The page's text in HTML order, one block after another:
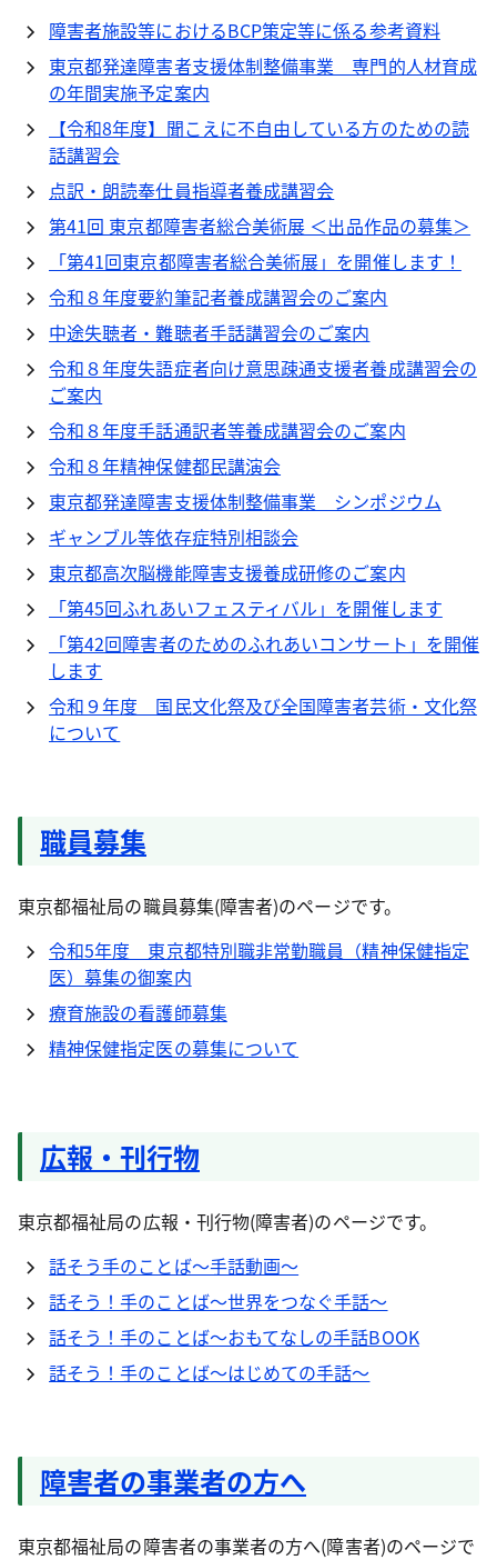
障害者施設等におけるBCP策定等に係る参考資料
東京都発達障害者支援体制整備事業 専門的人材育成
の年間実施予定案内
【令和8年度】聞こえに不自由している方のための読
話講習会
点訳・朗読奉仕員指導者養成講習会
第41回 東京都障害者総合美術展 ＜出品作品の募集＞
「第41回東京都障害者総合美術展」を開催します！
令和８年度要約筆記者養成講習会のご案内
中途失聴者・難聴者手話講習会のご案内
令和８年度失語症者向け意思疎通支援者養成講習会の
ご案内
令和８年度手話通訳者等養成講習会のご案内
令和８年精神保健都民講演会
東京都発達障害支援体制整備事業 シンポジウム
ギャンブル等依存症特別相談会
東京都高次脳機能障害支援養成研修のご案内
「第45回ふれあいフェスティバル」を開催します
「第42回障害者のためのふれあいコンサート」を開催
します
令和９年度 国民文化祭及び全国障害者芸術・文化祭
について
職員募集
東京都福祉局の職員募集(障害者)のページです。
令和5年度 東京都特別職非常勤職員（精神保健指定
医）募集の御案内
療育施設の看護師募集
精神保健指定医の募集について
広報・刊行物
東京都福祉局の広報・刊行物(障害者)のページです。
話そう手のことば～手話動画～
話そう！手のことば～世界をつなぐ手話～
話そう！手のことば～おもてなしの手話BOOK
話そう！手のことば～はじめての手話～
障害者の事業者の方へ
東京都福祉局の障害者の事業者の方へ(障害者)のページで